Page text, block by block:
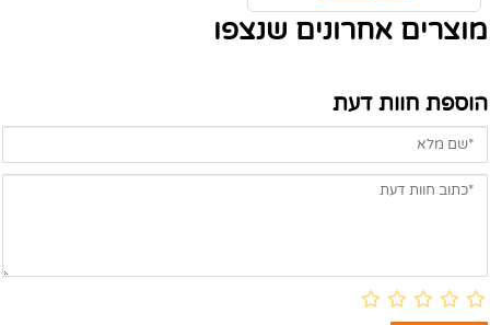
מוצרים אחרונים שנצפו
הוספת חוות דעת